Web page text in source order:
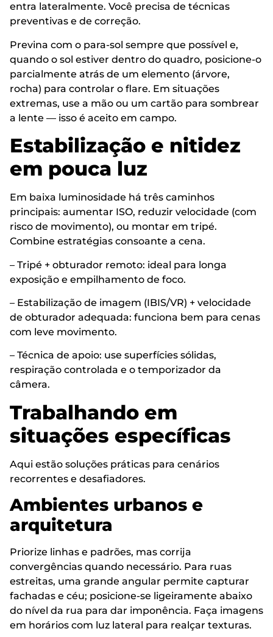
entra lateralmente. Você precisa de técnicas
preventivas e de correção.
Previna com o para-sol sempre que possível e,
quando o sol estiver dentro do quadro, posicione-o
parcialmente atrás de um elemento (árvore,
rocha) para controlar o flare. Em situações
extremas, use a mão ou um cartão para sombrear
a lente — isso é aceito em campo.
Estabilização e nitidez
em pouca luz
Em baixa luminosidade há três caminhos
principais: aumentar ISO, reduzir velocidade (com
risco de movimento), ou montar em tripé.
Combine estratégias consoante a cena.
– Tripé + obturador remoto: ideal para longa
exposição e empilhamento de foco.
– Estabilização de imagem (IBIS/VR) + velocidade
de obturador adequada: funciona bem para cenas
com leve movimento.
– Técnica de apoio: use superfícies sólidas,
respiração controlada e o temporizador da
câmera.
Trabalhando em
situações específicas
Aqui estão soluções práticas para cenários
recorrentes e desafiadores.
Ambientes urbanos e
arquitetura
Priorize linhas e padrões, mas corrija
convergências quando necessário. Para ruas
estreitas, uma grande angular permite capturar
fachadas e céu; posicione-se ligeiramente abaixo
do nível da rua para dar imponência. Faça imagens
em horários com luz lateral para realçar texturas.